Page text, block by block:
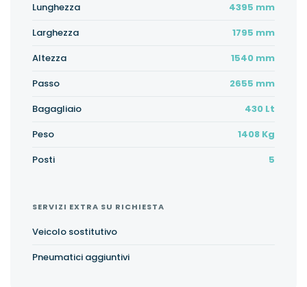
Lunghezza
4395 mm
Larghezza
1795 mm
Altezza
1540 mm
Passo
2655 mm
Bagagliaio
430 Lt
Peso
1408 Kg
Posti
5
SERVIZI EXTRA SU RICHIESTA
Veicolo sostitutivo
Pneumatici aggiuntivi